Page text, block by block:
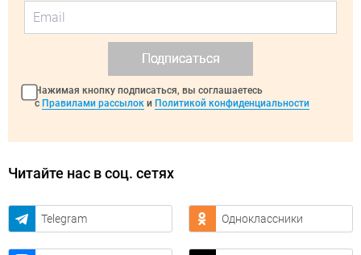
Подписаться
Нажимая кнопку подписаться, вы соглашаетесь
с Правилами рассылок и Политикой конфиденциальности
Читайте нас в соц. сетях
Telegram Одноклассники